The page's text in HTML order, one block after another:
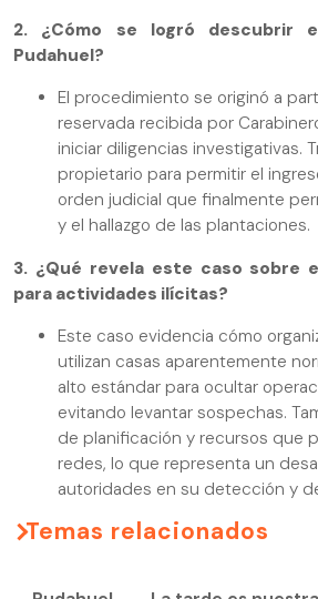
2. ¿Cómo se logró descubrir
Pudahuel?
El procedimiento se originó a
reservada recibida por
iniciar diligencias investigativas.
propietario para permitir el
orden judicial que finalmente
y el hallazgo de las plantaciones.
3. ¿Qué revela este caso sobre
para actividades ilícitas?
Este caso evidencia cómo
utilizan casas aparentemente
alto estándar para ocultar
evitando levantar sospechas.
de planificación y recursos que
redes, lo que representa un
autoridades en su detección y
Temas relacionados